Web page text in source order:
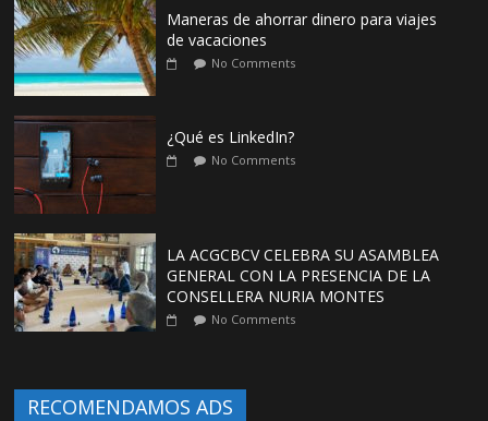
Maneras de ahorrar dinero para viajes
de vacaciones
No Comments
¿Qué es LinkedIn?
No Comments
LA ACGCBCV CELEBRA SU ASAMBLEA
GENERAL CON LA PRESENCIA DE LA
CONSELLERA NURIA MONTES
No Comments
RECOMENDAMOS ADS